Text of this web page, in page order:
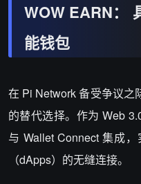
WOW EARN：
能钱包
在 Pi Network备受争议之
的替代选择。作为 Web
与 Wallet Connect 集成，
（dApps）的无缝连接。